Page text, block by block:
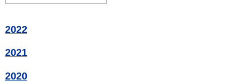
2022
2021
2020